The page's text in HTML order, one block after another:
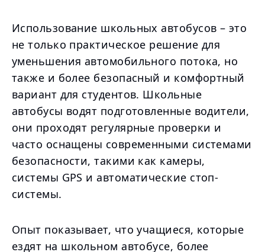
Использование школьных автобусов – это
не только практическое решение для
уменьшения автомобильного потока, но
также и более безопасный и комфортный
вариант для студентов. Школьные
автобусы водят подготовленные водители,
они проходят регулярные проверки и
часто оснащены современными системами
безопасности, такими как камеры,
системы GPS и автоматические стоп-
системы.
Опыт показывает, что учащиеся, которые
ездят на школьном автобусе, более